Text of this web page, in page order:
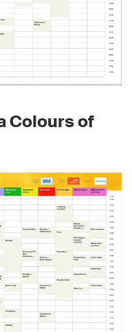
Colours of